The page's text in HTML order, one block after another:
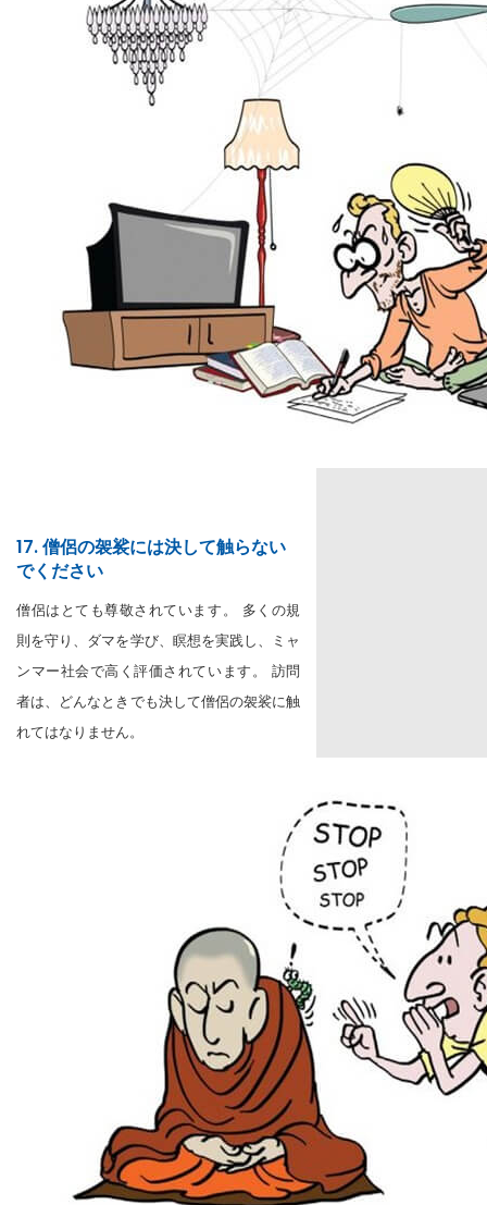
17. 僧侶の袈裟には決して触らない
でください
僧侶はとても尊敬されています。 多くの規
則を守り、ダマを学び、瞑想を実践し、ミャ
ンマー社会で高く評価されています。 訪問
者は、どんなときでも決して僧侶の袈裟に触
れてはなりません。